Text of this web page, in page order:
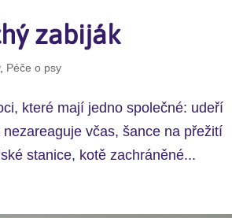
zabiják
, Péče o psy
které mají jedno společné: udeří
včas, šance na přežití
stanice, kotě zachráněné...